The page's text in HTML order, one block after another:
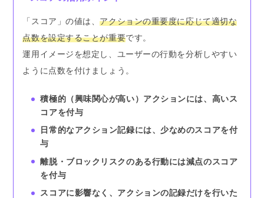
「スコア」の値は、アクションの重要度に応じて適切な
点数を設定することが重要です。
運用イメージを想定し、ユーザーの行動を分析しやすい
ように点数を付けましょう。
積極的（興味関心が高い）アクションには、高いス
コアを付与
日常的なアクション記録には、少なめのスコアを付
与
離脱・ブロックリスクのある行動には減点のスコア
を付与
スコアに影響なく、アクションの記録だけを行いた